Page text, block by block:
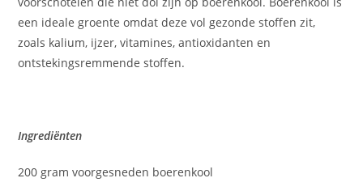
een ideale groente omdat deze vol gezonde stoffen zit,
zoals kalium, ijzer, vitamines, antioxidanten en
ontstekingsremmende stoffen.
Ingrediënten
200 gram voorgesneden boerenkool